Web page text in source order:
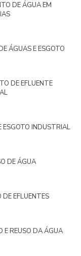
DE ÁGUA EM
ÁGUAS E ESGOTO
DE EFLUENTE
INDUSTRIAL
DE ÁGUA
EFLUENTES
E REUSO DA ÁGUA